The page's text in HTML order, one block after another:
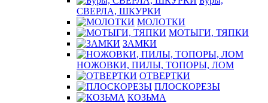
СВЕРЛА, ШКУРКИ
МОЛОТКИ
МОТЫГИ, ТЯПКИ
ЗАМКИ
НОЖОВКИ, ПИЛЫ, ТОПОРЫ, ЛОМ
ОТВЕРТКИ
ПЛОСКОРЕЗЫ
КОЗЬМА